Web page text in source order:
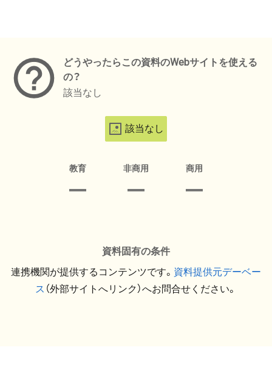
どうやったらこの資料のWebサイトを使える
の？
該当なし
該当なし
教育 非商用 商用
資料固有の条件
連携機関が提供するコンテンツです。 資料提供元デーベー
ス （外部サイトへリンク）へお問合せください。